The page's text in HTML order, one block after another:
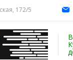
172/5